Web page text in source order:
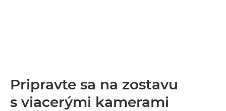
Pripravte sa na zostavu
s viacerými kamerami